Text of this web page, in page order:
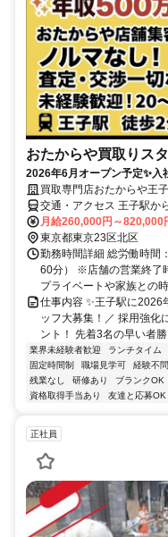
おたからや買取りス
2026年6月オープン予定✨入
買取専門店おたからや王
交通・アクセス 王子駅か
月給260,000円～820,000
東京都東京23区北区
勤務時間詳細 総労働時間
60分） ※店舗の営業終了
プライベートや家族との
仕事内容 ✨王子駅に2026
ッフ大募集！／ 採用強化
ント！ 先着3名の早い者
業界未経験者歓迎 ランチタイム
固定時間制
職場見学可 経験不問
残業なし
研修あり ブランクOK
資格取得手当あり
友達と応募OK
正社員